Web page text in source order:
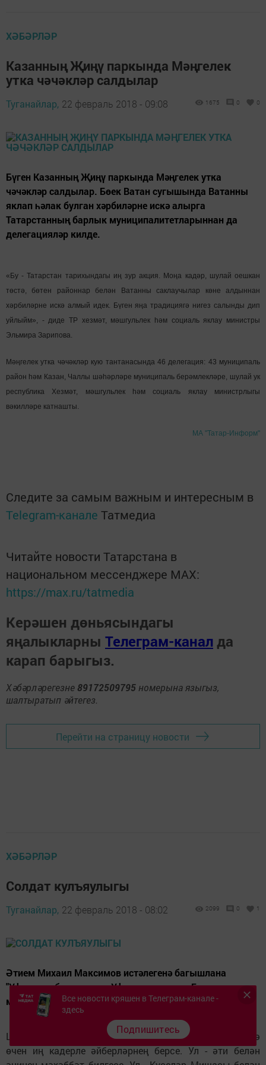
ХӘБӘРЛӘР
Казанның Җиңү паркында Мәңгелек
утка чәчәкләр салдылар
Туганайлар, 22 февраль 2018 - 09:08 1675 0 0
Бүген Казанның Җиңү паркында Мәңгелек утка
чәчәкләр салдылар. Бөек Ватан сугышында Ватанны
яклап һәлак булган хәрбиләрне искә алырга
Татарстанның барлык муниципалитетларыннан да
делегацияләр килде.
«Бу - Татарстан тарихындагы иң зур акция. Моңа кадәр, шулай оешкан
төстә, бөтен районнар белән Ватанны саклаучылар көне алдыннан
хәрбиләрне искә алмый идек. Бүген яңа традициягә нигез салынды дип
уйлыйм», - диде ТР хезмәт, мәшгульлек һәм социаль яклау министры
Эльмира Зарипова.
Мәңгелек утка чәчәкләр кую тантанасында 46 делегация: 43 муниципаль
район һәм Казан, Чаллы шәһәрләре муниципаль берәмлекләре, шулай ук
республика Хезмәт, мәшгульлек һәм социаль яклау министрлыгы
вәкилләре катнашты.
МА "Татар-Информ"
Следите за самым важным и интересным в
Telegram-канале Татмедиа
Читайте новости Татарстана в
национальном мессенджере MАХ:
https://max.ru/tatmedia
Керәшен дөньясындагы
яңалыкларны Телеграм-канал да
карап барыгыз.
Хәбәрләрегезне 89172509795 номерына языгыз,
шалтыратып әйтегез.
Перейти на страницу новости
ХӘБӘРЛӘР
Солдат кулъяулыгы
Туганайлар, 22 февраль 2018 - 08:02 2099 0 1
Әтием Михаил Максимов истәлегенә багышлана
"Уфаларга бардым әле Уфа суы тәмлегә, Бир кулыңны,
мин дә бирәм Айрылмаска мәңгегә..."
Шушы матур сүзләр чигелгән кулъяулык безнең гаилә
өчен иң кадерле әйберләрнең берсе. Ул - әти белән
Все новости кряшен в Телеграм-канале -
здесь
Подпишитесь